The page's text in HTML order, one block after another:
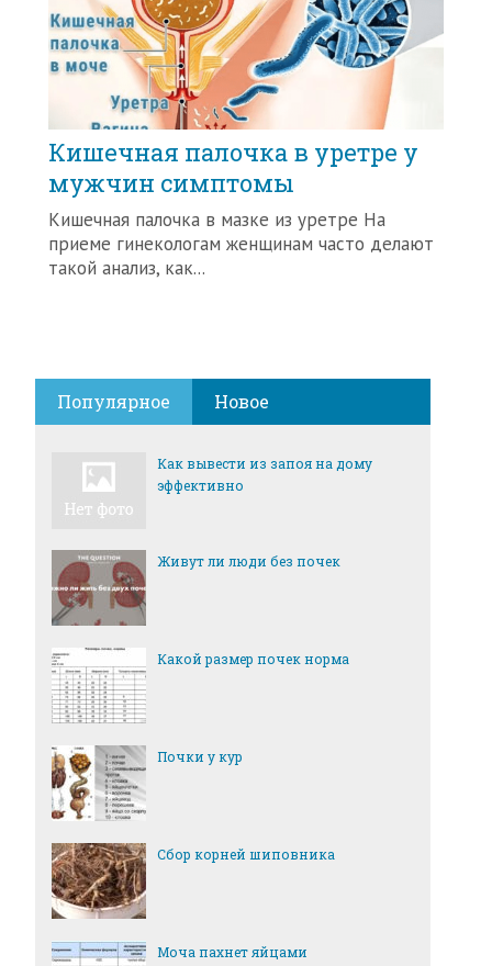
Кишечная палочка в уретре у
мужчин симптомы
Кишечная палочка в мазке из уретре На
приеме гинекологам женщинам часто делают
такой анализ, как...
Популярное Новое
Как вывести из запоя на дому
эффективно
Живут ли люди без почек
Какой размер почек норма
Почки у кур
Сбор корней шиповника
Моча пахнет яйцами